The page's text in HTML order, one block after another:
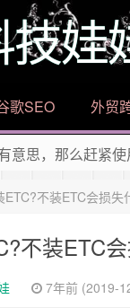
技娃
歌SEO 外贸
意思，那么赶紧
ETC?不装ETC会损失
不装ETC
7年前 (2019-